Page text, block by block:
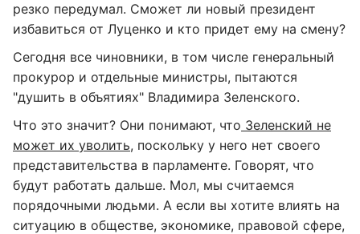
резко передумал. Сможет ли новый президент
избавиться от Луценко и кто придет ему на смену?
Сегодня все чиновники, в том числе генеральный
прокурор и отдельные министры, пытаются
"душить в объятиях" Владимира Зеленского.
Что это значит? Они понимают, что Зеленский не
может их уволить, поскольку у него нет своего
представительства в парламенте. Говорят, что
будут работать дальше. Мол, мы считаемся
порядочными людьми. А если вы хотите влиять на
ситуацию в обществе, экономике, правовой сфере,